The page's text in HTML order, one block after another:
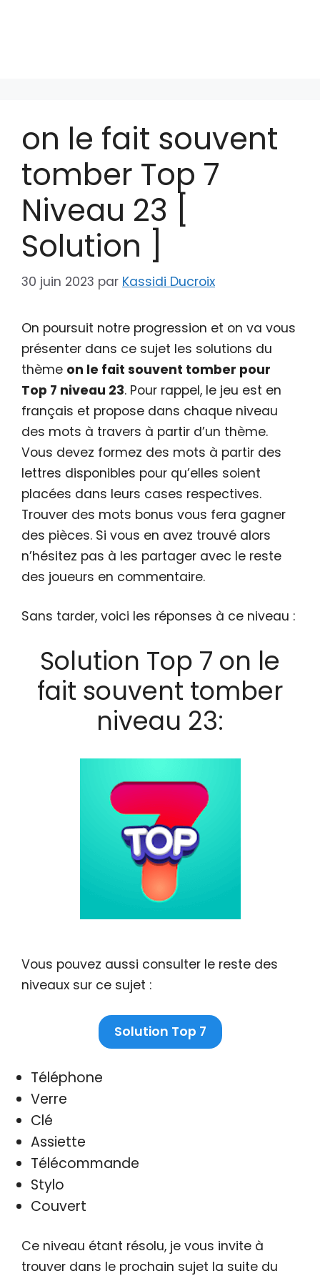
on le fait souvent
tomber Top 7
Niveau 23 [
Solution ]
30 juin 2023 par Kassidi Ducroix
On poursuit notre progression et on va vous
présenter dans ce sujet les solutions du
thème on le fait souvent tomber pour
Top 7 niveau 23. Pour rappel, le jeu est en
français et propose dans chaque niveau
des mots à travers à partir d’un thème.
Vous devez formez des mots à partir des
lettres disponibles pour qu’elles soient
placées dans leurs cases respectives.
Trouver des mots bonus vous fera gagner
des pièces. Si vous en avez trouvé alors
n’hésitez pas à les partager avec le reste
des joueurs en commentaire.
Sans tarder, voici les réponses à ce niveau :
Solution Top 7 on le
fait souvent tomber
niveau 23:
Vous pouvez aussi consulter le reste des
niveaux sur ce sujet :
Solution Top 7
Téléphone
Verre
Clé
Assiette
Télécommande
Stylo
Couvert
Ce niveau étant résolu, je vous invite à
trouver dans le prochain sujet la suite du